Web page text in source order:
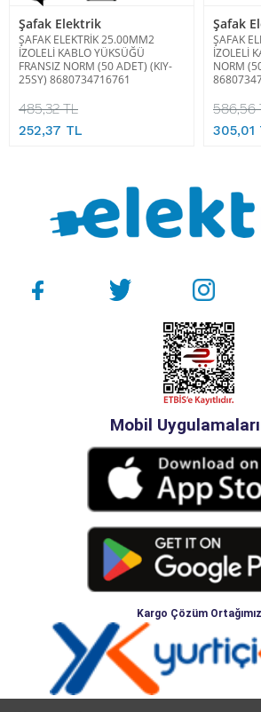
Şafak Elektrik
ŞAFAK ELEKTRİK 25.00MM2
İZOLELİ KABLO YÜKSÜĞÜ
FRANSIZ NORM (50 ADET) (KIY-
25SY) 8680734716761
485,32 TL
252,37 TL
Şafak
ŞAFAK
İZOLELİ
NORM
586,56
305,01
Mobil
Kargo Çözüm Ortağımız